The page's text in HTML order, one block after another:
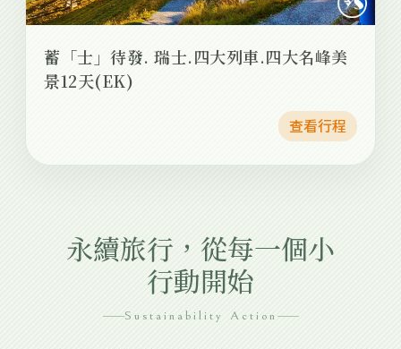
蓄「士」待發. 瑞士.四大列車.四大名峰美
景12天(EK)
查看行程
永續旅行，從每一個小
行動開始
Sustainability Action